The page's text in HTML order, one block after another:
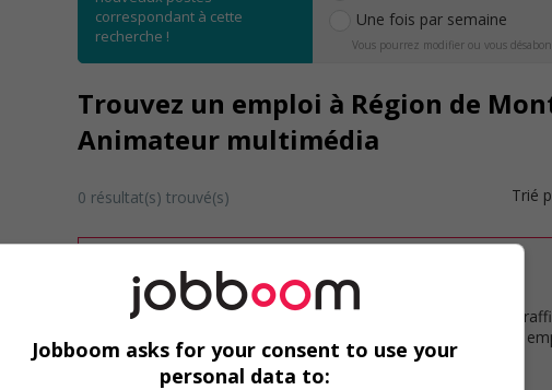
correspondant à cette
recherche !
Une fois par semaine
Vous pourrez modifier ou vous
Trouvez un emploi à Région de
Animateur multimédia
0 résultat(s) trouvé(s) Trié
Désolé, cette recherche n'a produit aucun résultat.
Veuillez faire une nouvelle recherche.
Vous pouvez en tout temps utiliser nos outils pour
ou chercher un poste selon votre profil d'intérêt en
inscrivantcomme membre Jobboom.
Jobboom asks for your consent to use your
personal data to: